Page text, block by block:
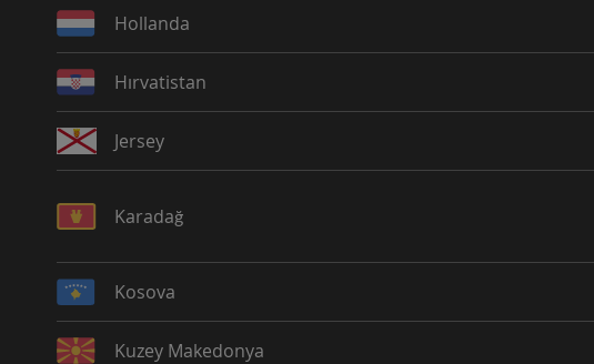
Hollanda
Hırvatistan
Jersey
Karadağ
Kosova
Kuzey Makedonya